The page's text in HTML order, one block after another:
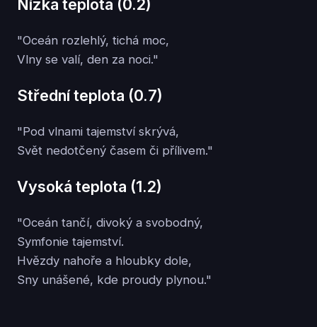
Nízká teplota (0.2)
"Oceán rozlehlý, tichá moc,
Vlny se valí, den za noci."
Střední teplota (0.7)
"Pod vlnami tajemství skrývá,
Svět nedotčený časem či přílivem."
Vysoká teplota (1.2)
"Oceán tančí, divoký a svobodný,
Symfonie tajemství.
Hvězdy nahoře a hloubky dole,
Sny unášené, kde proudy plynou."